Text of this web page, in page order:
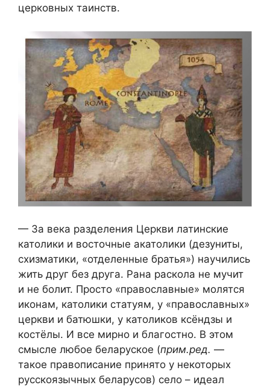
церковных таинств.
— За века разделения Церкви латинские
католики и восточные акатолики (дезуниты,
схизматики, «отделенные братья») научились
жить друг без друга. Рана раскола не мучит
и не болит. Просто «православные» молятся
иконам, католики статуям, у «православных»
церкви и батюшки, у католиков ксёндзы и
костёлы. И все мирно и благостно. В этом
смысле любое беларуское (прим.ред. —
такое правописание принято у некоторых
русскоязычных беларусов) село – идеал